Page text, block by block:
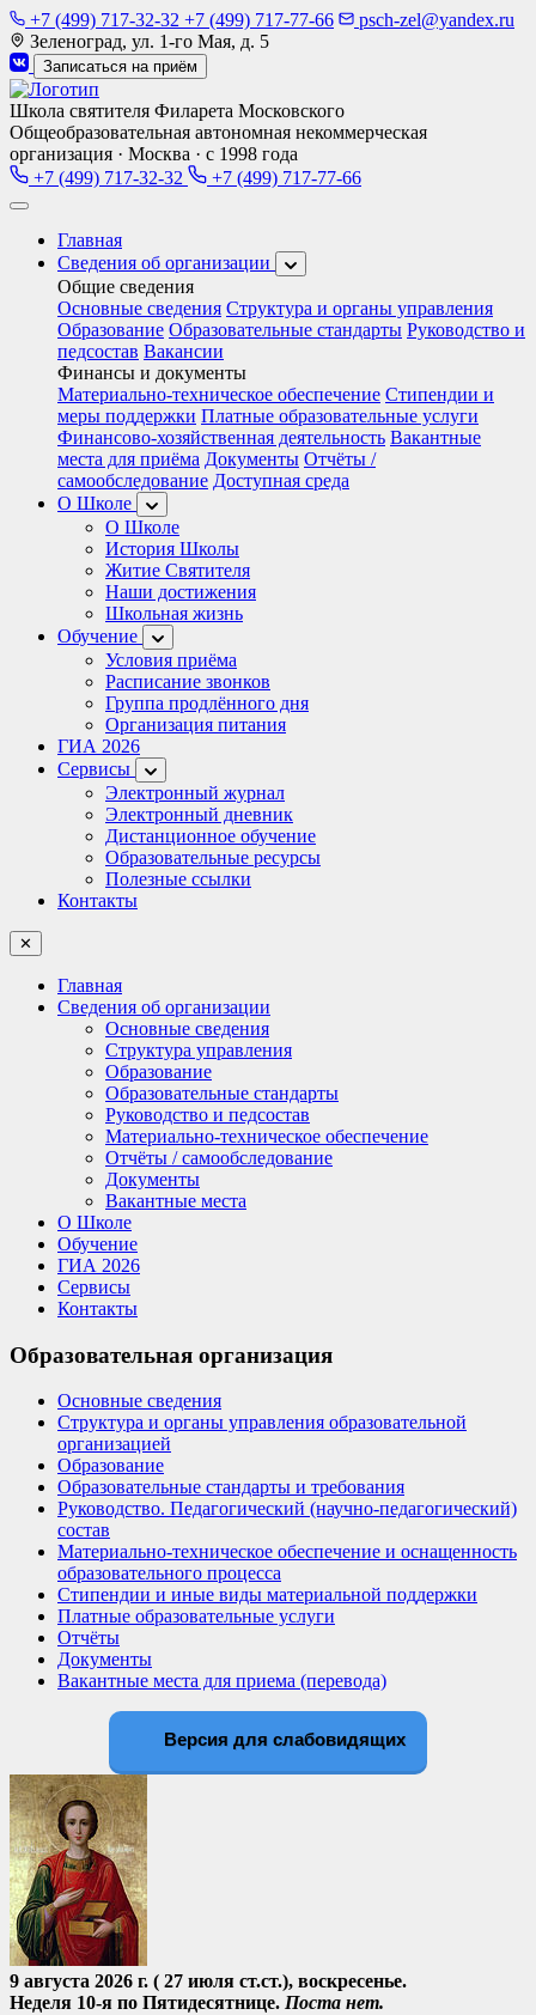
+7 (499) 717-32-32 +7 (499) 717-77-66
psch-zel@yandex.ru
Зеленоград, ул. 1-го Мая, д. 5
Записаться на приём
Школа святителя Филарета Московского
Общеобразовательная автономная некоммерческая
организация · Москва · с 1998 года
+7 (499) 717-32-32
+7 (499) 717-77-66
Главная
Сведения об организации
Общие сведения
Основные сведения Структура и органы управления
Образование Образовательные стандарты Руководство и
педсостав Вакансии
Финансы и документы
Материально-техническое обеспечение Стипендии и
меры поддержки Платные образовательные услуги
Финансово-хозяйственная деятельность Вакантные
места для приёма Документы Отчёты /
самообследование Доступная среда
О Школе
О Школе
История Школы
Житие Святителя
Наши достижения
Школьная жизнь
Обучение
Условия приёма
Расписание звонков
Группа продлённого дня
Организация питания
ГИА 2026
Сервисы
Электронный журнал
Электронный дневник
Дистанционное обучение
Образовательные ресурсы
Полезные ссылки
Контакты
✕
Главная
Сведения об организации
Основные сведения
Структура управления
Образование
Образовательные стандарты
Руководство и педсостав
Материально-техническое обеспечение
Отчёты / самообследование
Документы
Вакантные места
О Школе
Обучение
ГИА 2026
Сервисы
Контакты
Образовательная организация
Основные сведения
Структура и органы управления образовательной
организацией
Образование
Образовательные стандарты и требования
Руководство. Педагогический (научно-педагогический)
состав
Материально-техническое обеспечение и оснащенность
образовательного процесса
Стипендии и иные виды материальной поддержки
Платные образовательные услуги
Отчёты
Документы
Вакантные места для приема (перевода)
Версия для слабовидящих
9 августа 2026 г. ( 27 июля ст.ст.), воскресенье.
Неделя 10-я по Пятидесятнице. Поста нет.